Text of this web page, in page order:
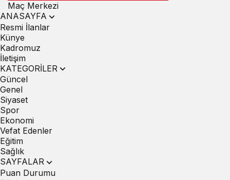
Maç Merkezi
ANASAYFA
Resmi İlanlar
Künye
Kadromuz
İletişim
KATEGORİLER
Güncel
Genel
Siyaset
Spor
Ekonomi
Vefat Edenler
Eğitim
Sağlık
SAYFALAR
Puan Durumu